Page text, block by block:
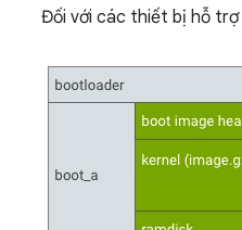
Đối với các thiết bị hỗ trợ